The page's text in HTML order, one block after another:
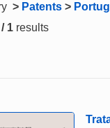
> Patents >
1 results